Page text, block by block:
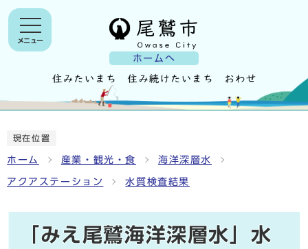
ホームへ
メニュー
現在位置
ホーム 産業・観光・食 海洋深層水
アクアステーション 水質検査結果
「みえ尾鷲海洋深層水」水